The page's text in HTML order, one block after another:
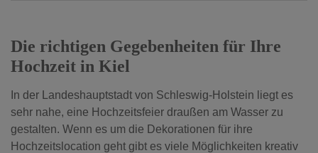
Die richtigen Gegebenheiten für Ihre
Hochzeit in Kiel
In der Landeshauptstadt von Schleswig-Holstein liegt es
sehr nahe, eine Hochzeitsfeier draußen am Wasser zu
gestalten. Wenn es um die Dekorationen für ihre
Hochzeitslocation geht gibt es viele Möglichkeiten kreativ